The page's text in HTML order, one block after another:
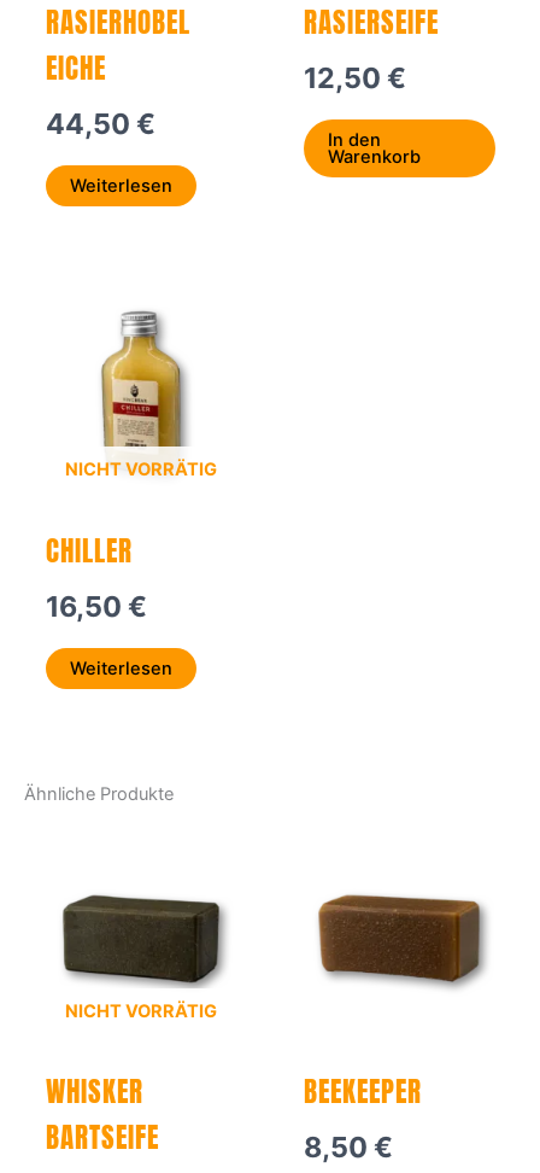
RASIERHOBEL
EICHE
44,50 €
Weiterlesen
RASIERSEIFE
12,50 €
In den
Warenkorb
NICHT VORRÄTIG
CHILLER
16,50 €
Weiterlesen
Ähnliche Produkte
NICHT VORRÄTIG
WHISKER
BARTSEIFE
BEEKEEPER
8,50 €